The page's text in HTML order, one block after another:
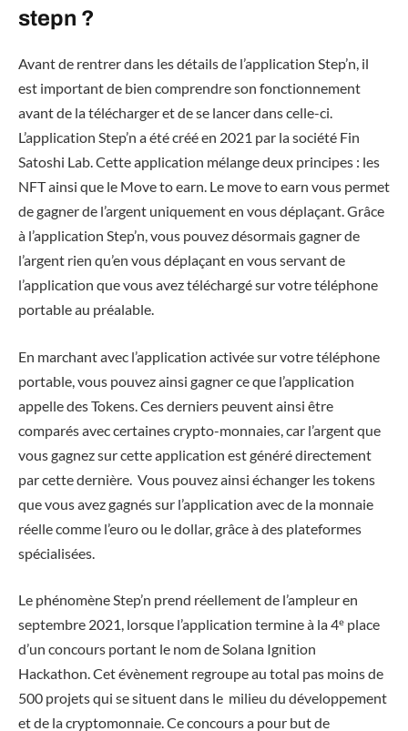
stepn ?
Avant de rentrer dans les détails de l’application Step’n, il
est important de bien comprendre son fonctionnement
avant de la télécharger et de se lancer dans celle-ci.
L’application Step’n a été créé en 2021 par la société Fin
Satoshi Lab. Cette application mélange deux principes : les
NFT ainsi que le Move to earn. Le move to earn vous permet
de gagner de l’argent uniquement en vous déplaçant. Grâce
à l’application Step’n, vous pouvez désormais gagner de
l’argent rien qu’en vous déplaçant en vous servant de
l’application que vous avez téléchargé sur votre téléphone
portable au préalable.
En marchant avec l’application activée sur votre téléphone
portable, vous pouvez ainsi gagner ce que l’application
appelle des Tokens. Ces derniers peuvent ainsi être
comparés avec certaines crypto-monnaies, car l’argent que
vous gagnez sur cette application est généré directement
par cette dernière. Vous pouvez ainsi échanger les tokens
que vous avez gagnés sur l’application avec de la monnaie
réelle comme l’euro ou le dollar, grâce à des plateformes
spécialisées.
Le phénomène Step’n prend réellement de l’ampleur en
septembre 2021, lorsque l’application termine à la 4ᵉ place
d’un concours portant le nom de Solana Ignition
Hackathon. Cet évènement regroupe au total pas moins de
500 projets qui se situent dans le milieu du développement
et de la cryptomonnaie. Ce concours a pour but de